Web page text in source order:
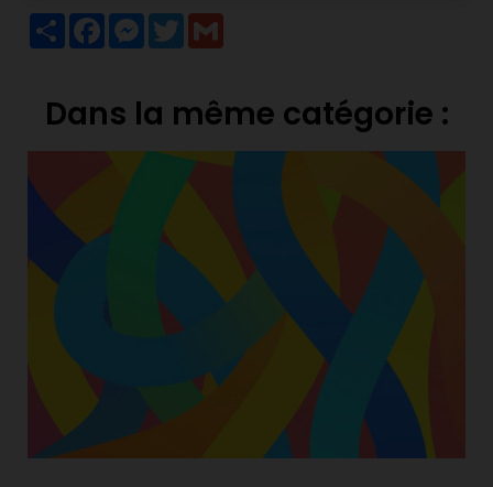
PartagerFacebook
Messenger
Twitter
Dans la même catégorie :